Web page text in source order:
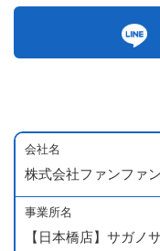
会社名
株式会社ファンファ
事業所名
【日本橋店】サガノ